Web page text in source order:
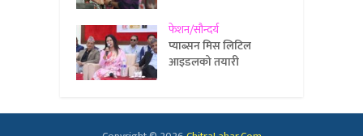
फेशन/सौन्दर्य
प्याब्सन मिस लिटिल
आइडलको तयारी